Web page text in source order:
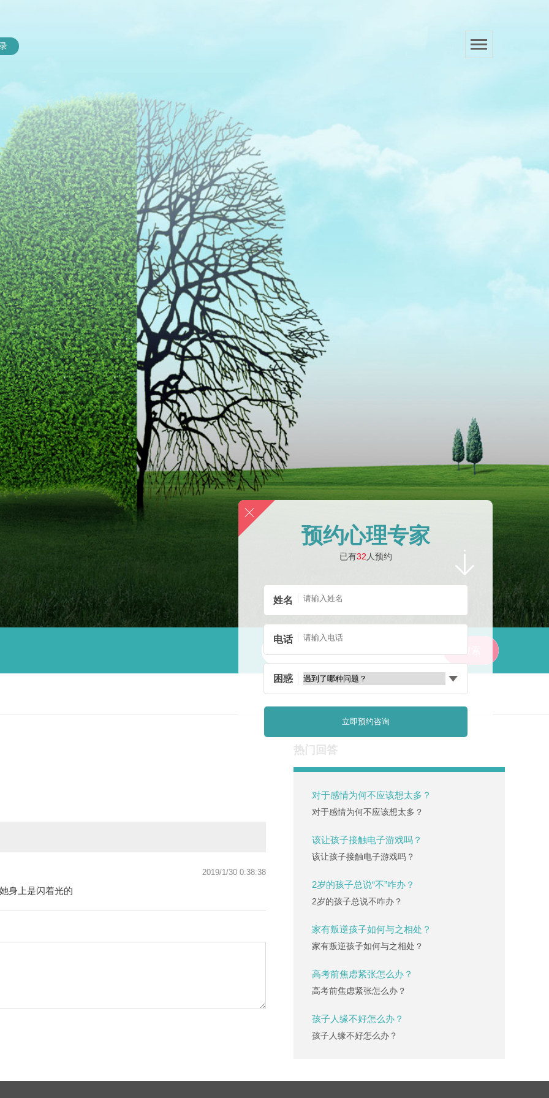
慧泉介绍
专家团队
我们擅长的
服务流程
预约心理专家
已有32 人预约
姓名
电话
困惑
2019/1/30 0:38:38
身上是闪着光的
热门回答
对于感情为何不应该想太多？
对于感情为何不应该想太多？
该让孩子接触电子游戏吗？
该让孩子接触电子游戏吗？
2岁的孩子总说“不”咋办？
2岁的孩子总说不咋办？
家有叛逆孩子如何与之相处？
家有叛逆孩子如何与之相处？
高考前焦虑紧张怎么办？
高考前焦虑紧张怎么办？
孩子人缘不好怎么办？
孩子人缘不好怎么办？